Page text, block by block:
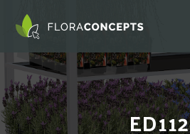
ED112